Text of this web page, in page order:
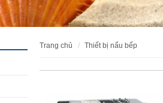
trang chủ thiết bị nấu bếp